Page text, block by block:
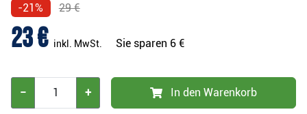
-21% 29 €
23 € inkl. MwSt. Sie sparen 6 €
− + In den Warenkorb